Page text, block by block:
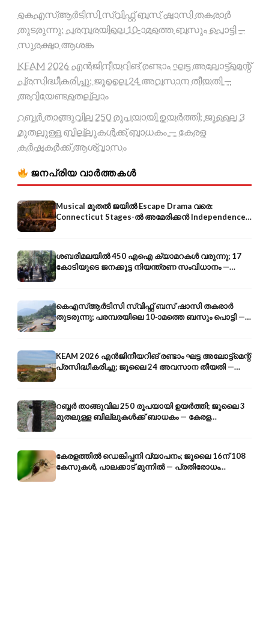
കെഎസ്ആർടിസി സ്വിഫ്റ്റ് ബസ് ഷാസി തകരാർ
തുടരുന്നു; പരമ്പരയിലെ 10-ാമത്തെ ബസും പൊട്ടി —
സുരക്ഷാ ആശങ്ക
KEAM 2026 എൻജിനീയറിങ് രണ്ടാം ഘട്ട അലോട്ട്മെന്റ്
പ്രസിദ്ധീകരിച്ചു; ജൂലൈ 24 അവസാന തീയതി —
അറിയേണ്ടതെല്ലാം
റബ്ബർ താങ്ങുവില 250 രൂപയായി ഉയർത്തി; ജൂലൈ 3
മുതലുള്ള ബില്ലുകൾക്ക് ബാധകം — കേരള
കർഷകർക്ക് ആശ്വാസം
ജനപ്രിയ വാർത്തകൾ
Musical മുതൽ ജയിൽ Escape Drama വരെ:
Connecticut Stages-ൽ അമേരിക്കൻ Independence-
ന്റെ 250-ആം വാർഷികം
ശബരിമലയിൽ 450 എഐ ക്യാമറകൾ വരുന്നു; 17
കോടിയുടെ ജനക്കൂട്ട നിയന്ത്രണ സംവിധാനം —
എരുമേലി മുതൽ പമ്പ വരെ
കെഎസ്ആർടിസി സ്വിഫ്റ്റ് ബസ് ഷാസി തകരാർ
തുടരുന്നു; പരമ്പരയിലെ 10-ാമത്തെ ബസും പൊട്ടി —
സുരക്ഷാ ആശങ്ക
KEAM 2026 എൻജിനീയറിങ് രണ്ടാം ഘട്ട അലോട്ട്മെന്റ്
പ്രസിദ്ധീകരിച്ചു; ജൂലൈ 24 അവസാന തീയതി —
അറിയേണ്ടതെല്ലാം
റബ്ബർ താങ്ങുവില 250 രൂപയായി ഉയർത്തി; ജൂലൈ 3
മുതലുള്ള ബില്ലുകൾക്ക് ബാധകം — കേരള
കർഷകർക്ക് ആശ്വാസം
കേരളത്തിൽ ഡെങ്കിപ്പനി വ്യാപനം; ജൂലൈ 16ന് 108
കേസുകൾ, പാലക്കാട് മുന്നിൽ — പ്രതിരോധം
എങ്ങനെ?